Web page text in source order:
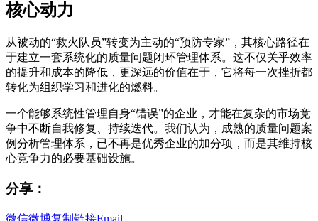
核心动力
从被动的“救火队员”转变为主动的“预防专家”，其核心路径在
于建立一套系统化的质量问题闭环管理体系。这不仅关乎效率
的提升和成本的降低，更深远的价值在于，它将每一次挫折都
转化为组织学习和进化的燃料。
一个能够系统性管理自身“错误”的企业，才能在复杂的市场竞
争中不断自我修复、持续迭代。我们认为，成熟的质量问题案
例分析管理体系，已不再是优秀企业的加分项，而是其维持核
心竞争力的必要基础设施。
分享：
微信微博复制链接Email